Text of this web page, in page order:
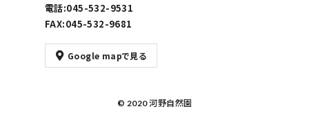
電話:045-532-9531
FAX:045-532-9681
Google mapで見る
© 2020 河野自然園